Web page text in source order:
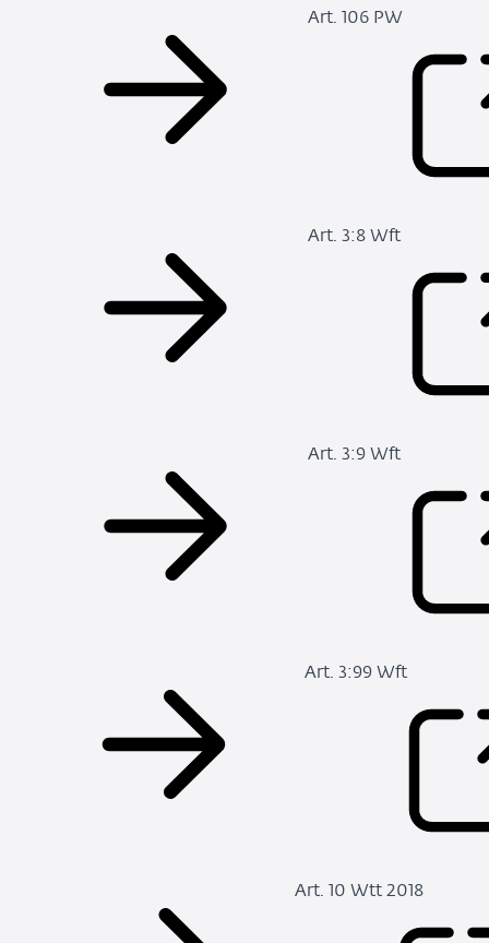
Art. 106 PW
Art. 3:8 Wft
Art. 3:9 Wft
Art. 3:99 Wft
Art. 10 Wtt 2018